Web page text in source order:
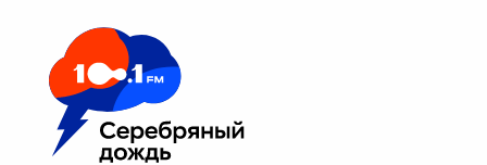
Москва 100.1 FM